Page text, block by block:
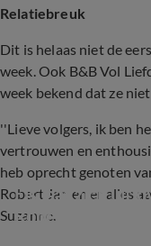
Relatiebreuk
Dit is helaas niet de
week. Ook B&B Vol
week bekend dat ze
''Lieve volgers, ik ben
vertrouwen en
heb oprecht genoten
Robert Jan en er alles
Suzanne.
Els laat zich uit
Robert Jan en